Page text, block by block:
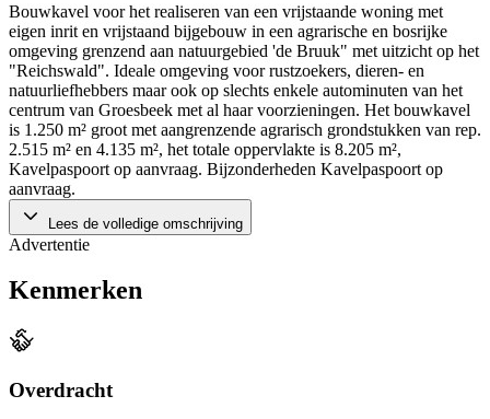
Bouwkavel voor het realiseren van een vrijstaande woning met
eigen inrit en vrijstaand bijgebouw in een agrarische en bosrijke
omgeving grenzend aan natuurgebied 'de Bruuk" met uitzicht op het
"Reichswald". Ideale omgeving voor rustzoekers, dieren- en
natuurliefhebbers maar ook op slechts enkele autominuten van het
centrum van Groesbeek met al haar voorzieningen. Het bouwkavel
is 1.250 m² groot met aangrenzende agrarisch grondstukken van rep.
2.515 m² en 4.135 m², het totale oppervlakte is 8.205 m²,
Kavelpaspoort op aanvraag. Bijzonderheden Kavelpaspoort op
aanvraag.
Lees de volledige omschrijving
Advertentie
Kenmerken
Overdracht